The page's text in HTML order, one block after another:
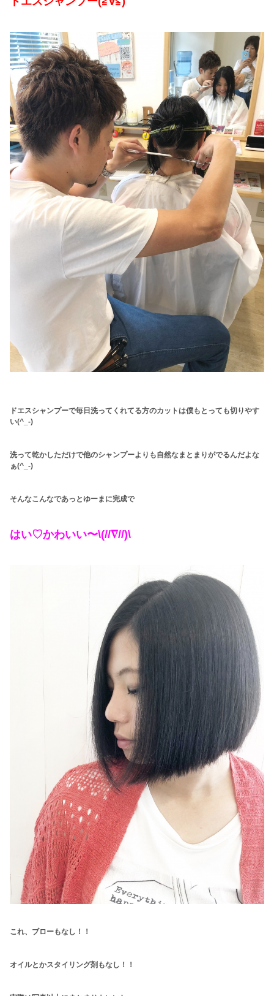
ドエスシャンプーで毎日洗ってくれてる方のカットは僕もとっても切りやす
い(^_-)
洗って乾かしただけで他のシャンプーよりも自然なまとまりがでるんだよな
ぁ(^_-)
そんなこんなであっとゆーまに完成で
はい♡かわいい〜\(//∇//)\
これ、ブローもなし！！
オイルとかスタイリング剤もなし！！